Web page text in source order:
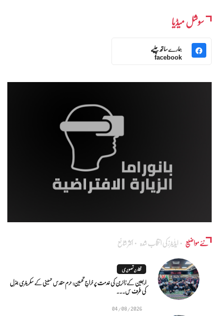
سوشل میڈیا
ہمارے ساتھ چلیے
facebook
نئے مواضیع ایڈٰیٹرز کی انتخاب شدہ اکثر شائع
تقاریر تصویری
اربعین کے زائرین کی خدمت پر خراجِ تحسین: حرم مقدس حسینی کے سکریٹری جنرل
کی طرف س...
04/08/2026